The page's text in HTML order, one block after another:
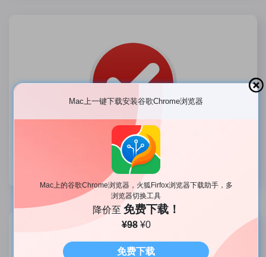
Mac上一键下载安装谷歌Chrome浏览器
Mac上的谷歌Chrome浏览器，火狐Firfox浏览器下载助手，多
浏览器切换工具
降价至 免费下载！
¥98 ¥0
免费下载
Oka To Do for Mac
Mac 免费好用的 To Do List 任务管理工具